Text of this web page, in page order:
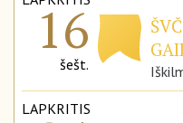
16
šešt.
LAPKRITIS